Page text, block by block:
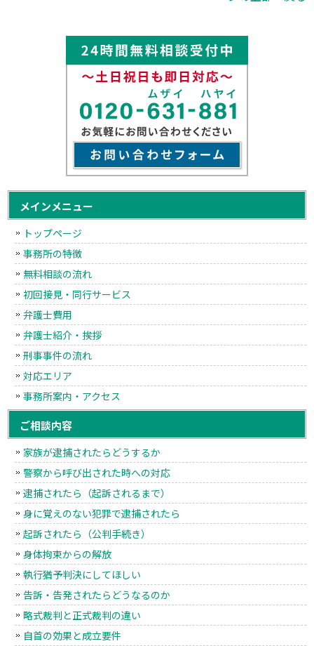
メインメニュー
トップページ
事務所の特徴
無料相談の流れ
初回接見・同行サービス
弁護士費用
弁護士紹介・挨拶
刑事事件の流れ
対応エリア
事務所案内・アクセス
ご相談内容
家族が逮捕されたらどうするか
警察から呼び出された時への対応
逮捕されたら（起訴されるまで）
身に覚えのない犯罪で逮捕されたら
起訴されたら（公判手続き）
身体拘束からの解放
執行猶予判決にしてほしい
告訴・告発されたらどうなるのか
略式裁判と正式裁判の違い
自首の効果と成立要件